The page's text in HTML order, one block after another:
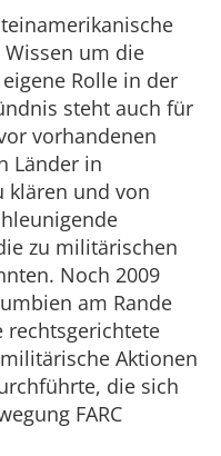
um die
Rolle in der
steht auch für
vorhandenen
Länder in
klären und von
zu militärischen
Noch 2009
am Rande
rechtsgerichtete
Aktionen
die sich
FARC